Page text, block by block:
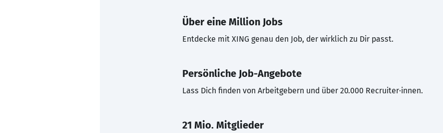
Über eine Million Jobs
Entdecke mit XING genau den Job, der wirklich zu Dir passt.
Persönliche Job-Angebote
Lass Dich finden von Arbeitgebern und über 20.000 Recruiter·innen.
21 Mio. Mitglieder